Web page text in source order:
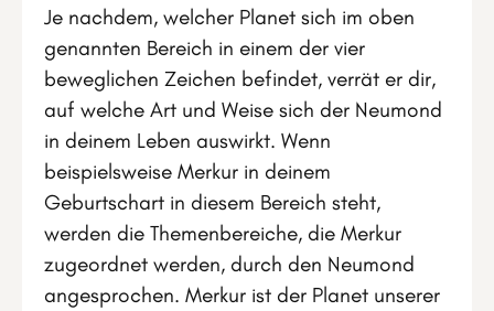
Je nachdem, welcher Planet sich im oben
genannten Bereich in einem der vier
beweglichen Zeichen befindet, verrät er dir,
auf welche Art und Weise sich der Neumond
in deinem Leben auswirkt. Wenn
beispielsweise Merkur in deinem
Geburtschart in diesem Bereich steht,
werden die Themenbereiche, die Merkur
zugeordnet werden, durch den Neumond
angesprochen. Merkur ist der Planet unserer